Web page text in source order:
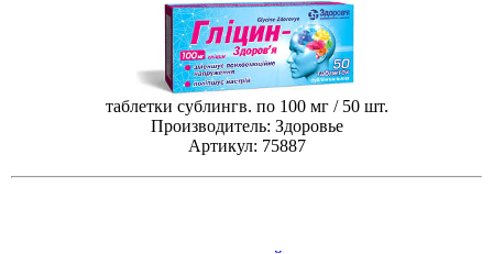
таблетки сублингв. по 100 мг / 50 шт.
Производитель: Здоровье
Артикул: 75887